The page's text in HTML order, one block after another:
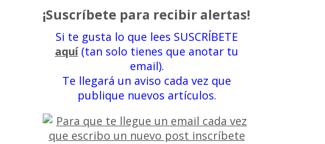
¡Suscríbete para recibir alertas!
Si te gusta lo que lees SUSCRÍBETE
aquí(tan solo tienes que anotar tu
email).
Te llegará un aviso cada vez que
publique nuevos artículos.